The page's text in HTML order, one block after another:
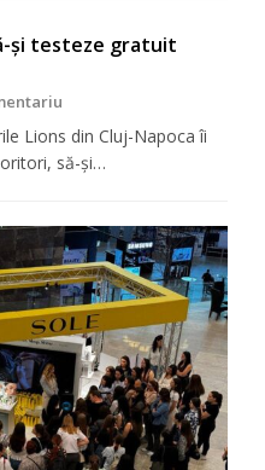
şi testeze gratuit
Lions din Cluj-Napoca îi
să-şi…